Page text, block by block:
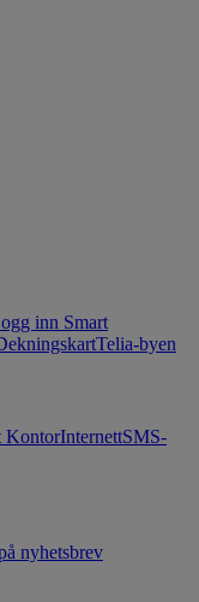
inn Smart
Telia-byen
KontorInternettSMS-
nyhetsbrev